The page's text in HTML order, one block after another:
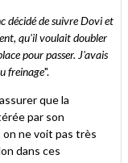
décidé de suivre Dovi et
qu'il voulait doubler
pour passer. J'avais
freinage".
que la
par son
ne voit pas très
dans ces